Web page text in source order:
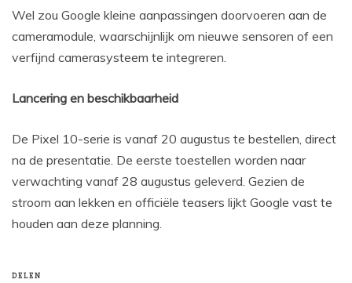
Wel zou Google kleine aanpassingen doorvoeren aan de
cameramodule, waarschijnlijk om nieuwe sensoren of een
verfijnd camerasysteem te integreren.
Lancering en beschikbaarheid
De Pixel 10-serie is vanaf 20 augustus te bestellen, direct
na de presentatie. De eerste toestellen worden naar
verwachting vanaf 28 augustus geleverd. Gezien de
stroom aan lekken en officiële teasers lijkt Google vast te
houden aan deze planning.
DELEN